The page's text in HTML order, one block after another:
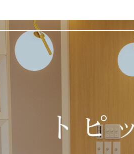
トピ